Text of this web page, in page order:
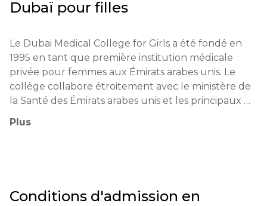
Dubaï pour filles
Le Dubai Medical College for Girls a été fondé en
1995 en tant que première institution médicale
privée pour femmes aux Émirats arabes unis. Le
collège collabore étroitement avec le ministère de
la Santé des Émirats arabes unis et les principaux
exigences de la médecine moderne. Une attention
Plus
Conditions d'admission en